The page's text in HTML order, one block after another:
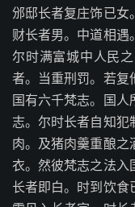
邠邸长者复庄饰已女
财长者男。中道相遇
尔时满富城中人民
者。当重刑罚。若复
国有六千梵志。国
志。尔时长者自知犯
肉。及猪肉羹重酿之
衣。然彼梵志之法入
长者即白。时到饮食